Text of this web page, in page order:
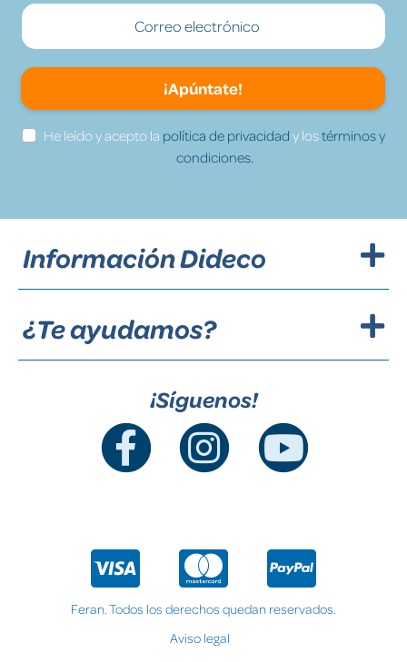
¡Apúntate!
He leído y acepto la política de privacidad y lostérminos y
condiciones.
Información Dideco
¿Te ayudamos?
¡Síguenos!
Feran. Todos los derechos quedan reservados.
Aviso legal